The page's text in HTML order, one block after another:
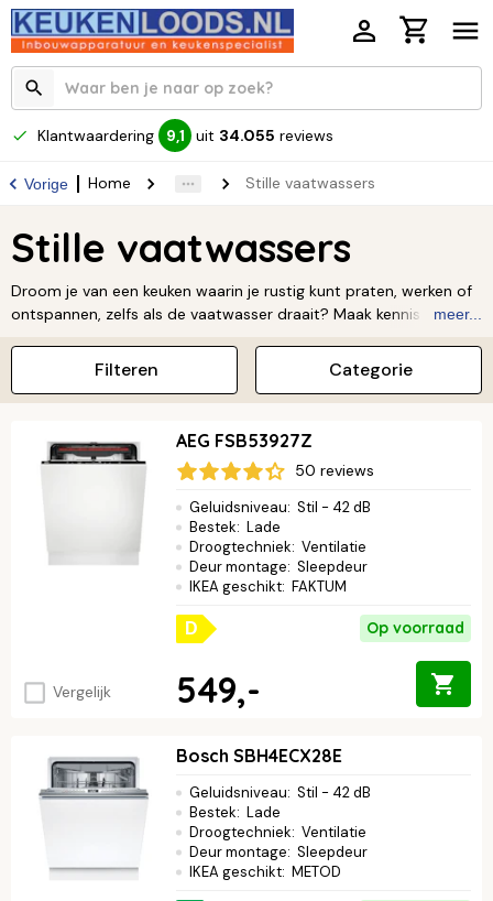
Klantwaardering 9,1 uit 34.055 reviews
Vorige Home Stille vaatwassers
Stille vaatwassers
Droom je van een keuken waarin je rustig kunt praten, werken of
ontspannen, zelfs als de vaatwasser draait? Maak kennis met de
hun werk te doen zonder storend lawaai. Een geluidsarme
vaatwasser biedt enorme voordelen. Je kunt hem op elk
moment van de dag aanzetten, ook ’s nachts of als je vanuit huis
werkt, zonder dat je gestoord wordt. Geniet van de rust en het
gemak in jouw eigen keuken. Lees verder ↓
meer...
Categorie
Filteren
Vergelijk
AEG FSB53927Z
50 reviews
Geluidsniveau: Stil - 42 dB
Bestek: Lade
Droogtechniek: Ventilatie
Deur montage: Sleepdeur
IKEA geschikt: FAKTUM
D Op voorraad
549,-
Bosch SBH4ECX28E
Geluidsniveau: Stil - 42 dB
Bestek: Lade
Droogtechniek: Ventilatie
Deur montage: Sleepdeur
IKEA geschikt: METOD